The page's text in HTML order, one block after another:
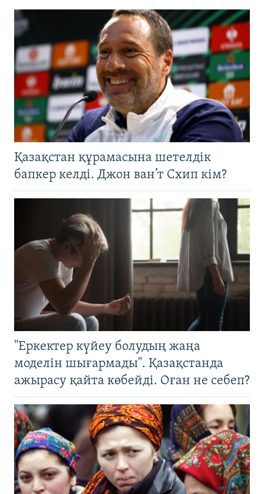
Қазақстан құрамасына шетелдік
бапкер келді. Джон ван’т Схип кім?
"Еркектер күйеу болудың жаңа
моделін шығармады". Қазақстанда
ажырасу қайта көбейді. Оған не себеп?